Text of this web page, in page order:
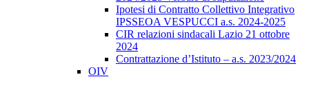
Ipotesi di Contratto Collettivo Integrativo
IPSSEOA VESPUCCI a.s. 2024-2025
CIR relazioni sindacali Lazio 21 ottobre
2024
Contrattazione d’Istituto – a.s. 2023/2024
OIV